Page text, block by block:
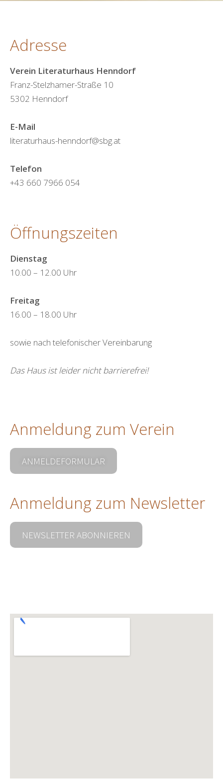
Adresse
Verein Literaturhaus Henndorf
Franz-Stelzhamer-Straße 10
5302 Henndorf
E-Mail
literaturhaus-henndorf@sbg.at
Telefon
+43 660 7966 054
Öffnungszeiten
Dienstag
10.00 – 12.00 Uhr
Freitag
16.00 – 18.00 Uhr
sowie nach telefonischer Vereinbarung
Das Haus ist leider nicht barrierefrei!
Anmeldung zum Verein
ANMELDEFORMULAR
Anmeldung zum Newsletter
NEWSLETTER ABONNIEREN